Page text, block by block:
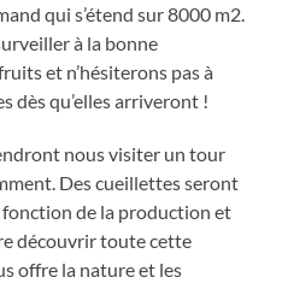
qui s’étend sur 8000 m2.
à la bonne
et n’hésiterons pas à
dès qu’elles arriveront !
nous visiter un tour
Des cueillettes seront
de la production et
découvrir toute cette
offre la nature et les